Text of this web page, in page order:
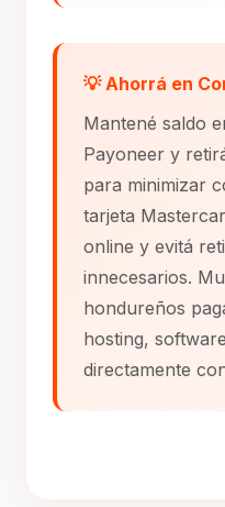
💡 Ahorrá en
Mantené saldo
Payoneer y
para minimizar
tarjeta
online y evitá
innecesarios.
hondureños
hosting,
directamente